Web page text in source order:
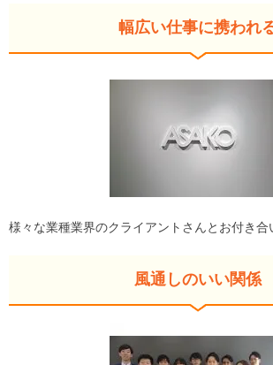
幅広い仕事に携われ
様々な業種業界のクライアントさんとお付き合
風通しのいい関係